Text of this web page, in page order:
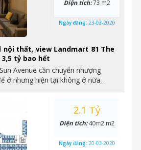
nội thất, view Landmart 81 The
3,5 tỷ bao hết
Avenue cần chuyển nhượng
ở nhưng hiện tại không ở nữa…
Diện tích:73 m2
Ngày đăng: 23-03-2020
2.1 Tỷ
Diện tích:40m2 m2
Ngày đăng: 20-03-2020